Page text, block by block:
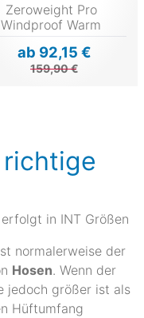
Zeroweight Pro
Windproof Warm
ab 92,15 €
159,90 €
in INT Größen
normalerweise der
Hosen. Wenn der
jedoch größer ist als
Hüftumfang